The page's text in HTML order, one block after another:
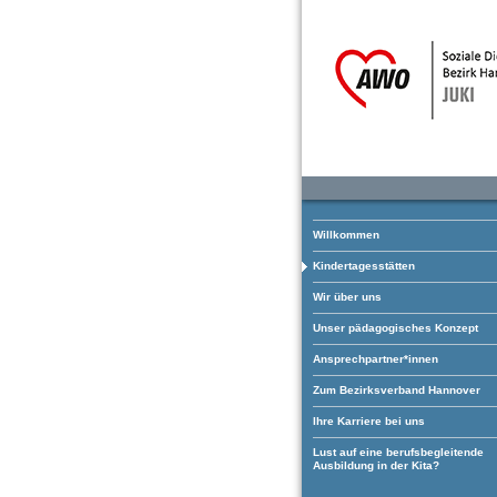
Willkommen
Kindertagesstätten
Wir über uns
Unser pädagogisches Konzept
Ansprechpartner*innen
Zum Bezirksverband Hannover
Ihre Karriere bei uns
Lust auf eine berufsbegleitende
Ausbildung in der Kita?